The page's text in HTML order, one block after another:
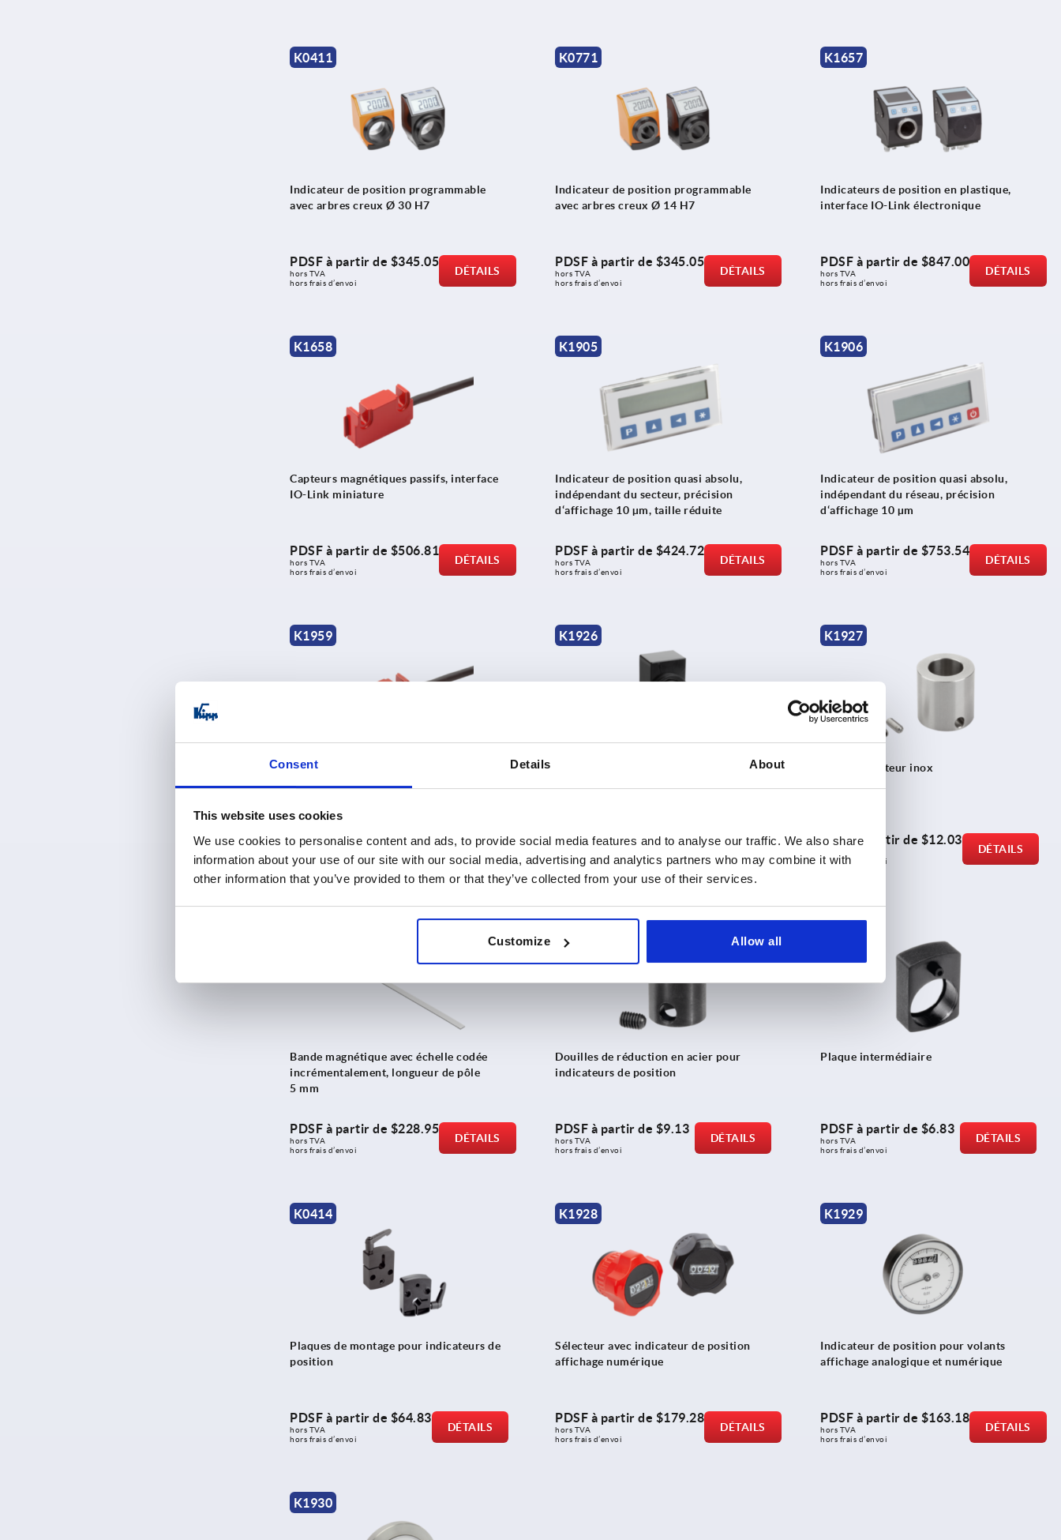
Consent Details About
This website uses cookies
We use cookies to personalise content and ads, to provide social media features and to analyse our traffic. We also share
information about your use of our site with our social media, advertising and analytics partners who may combine it with
other information that you’ve provided to them or that they’ve collected from your use of their services.
Customize Allow all
K0411
Indicateur de position programmable
avec arbres creux Ø 30 H7
PDSF à partir de $345.05
hors TVA
hors frais d’envoi
DÉTAILS
K0771
Indicateur de position programmable
avec arbres creux Ø 14 H7
PDSF à partir de $345.05
hors TVA
hors frais d’envoi
DÉTAILS
K1657
Indicateurs de position en plastique,
interface IO-Link électronique
PDSF à partir de $847.00
hors TVA
hors frais d’envoi
DÉTAILS
K1658
Capteurs magnétiques passifs, interface
IO-Link miniature
PDSF à partir de $506.81
hors TVA
hors frais d’envoi
DÉTAILS
K1905
Indicateur de position quasi absolu,
indépendant du secteur, précision
d‘affichage 10 µm, taille réduite
PDSF à partir de $424.72
hors TVA
hors frais d’envoi
DÉTAILS
K1906
Indicateur de position quasi absolu,
indépendant du réseau, précision
d‘affichage 10 µm
PDSF à partir de $753.54
hors TVA
hors frais d’envoi
DÉTAILS
K1959
Capteur magnétique passif, taille
miniature
PDSF à partir de$309.23
hors frais d’envoi
DÉTAILS
K1926
PDSF à partir de$640.49
hors frais d’envoi
DÉTAILS
K1927
Corps réducteur inox
PDSF à partir de $12.03
hors frais d’envoi
DÉTAILS
Bande magnétique avec échelle codée
incrémentalement, longueur de pôle
5 mm
PDSF à partir de $228.95
hors TVA
hors frais d’envoi
DÉTAILS
K0412
Douilles de réduction en acier pour
indicateurs de position
PDSF à partir de $9.13
hors TVA
hors frais d’envoi
DÉTAILS
K0413
Plaque intermédiaire
PDSF à partir de $6.83
hors TVA
hors frais d’envoi
DÉTAILS
K0414
Plaques de montage pour indicateurs de
position
PDSF à partir de $64.83
hors TVA
hors frais d’envoi
DÉTAILS
K1928
Sélecteur avec indicateur de position
affichage numérique
PDSF à partir de $179.28
hors TVA
hors frais d’envoi
DÉTAILS
K1929
Indicateur de position pour volants
affichage analogique et numérique
PDSF à partir de $163.18
hors TVA
hors frais d’envoi
DÉTAILS
K1930